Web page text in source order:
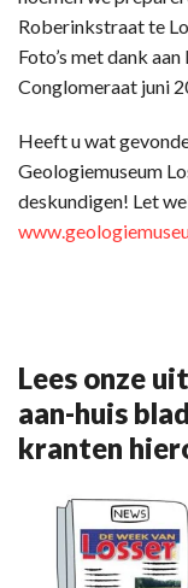
Roberinkstraat te
Foto’s met dank
Conglomeraat juni
Heeft u wat
Geologiemuseum
deskundigen! Let
Lees onze
aan-huis
kranten